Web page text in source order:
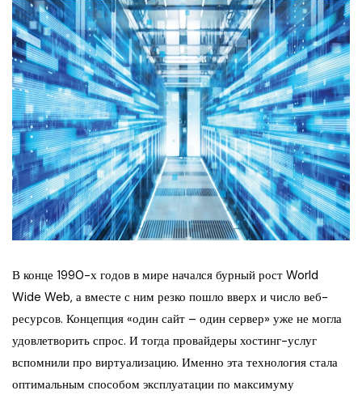
В конце 1990-х годов в мире начался бурный рост World
Wide Web, а вместе с ним резко пошло вверх и число веб-
ресурсов. Концепция «один сайт – один сервер» уже не могла
удовлетворить спрос. И тогда провайдеры хостинг-услуг
вспомнили про виртуализацию. Именно эта технология стала
оптимальным способом эксплуатации по максимуму